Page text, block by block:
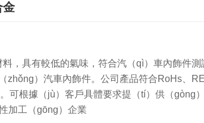
金
，具有較低的氣味，符合汽（qì）車內飾件測
zhǒng）汽車內飾件。公司產品符合RoHs、
可根據（jù）客戶具體要求提（tí）供（gòng
加工（gōng）企業